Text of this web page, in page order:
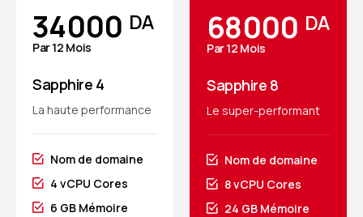
Sapphire 4
La haute performance
34000 DA
Par 12 Mois
Nom de domaine
4 vCPU Cores
6 GB Mémoire
Sapphire 8
Le super-performant
68000 DA
Par 12 Mois
Nom de domaine
8 vCPU Cores
24 GB Mémoire